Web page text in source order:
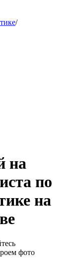
/
на
по
на
фото